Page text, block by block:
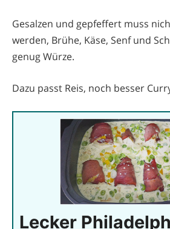
Gesalzen und gepfeffert muss
werden, Brühe, Käse, Senf und
genug Würze.
Dazu passt Reis, noch besser
Lecker